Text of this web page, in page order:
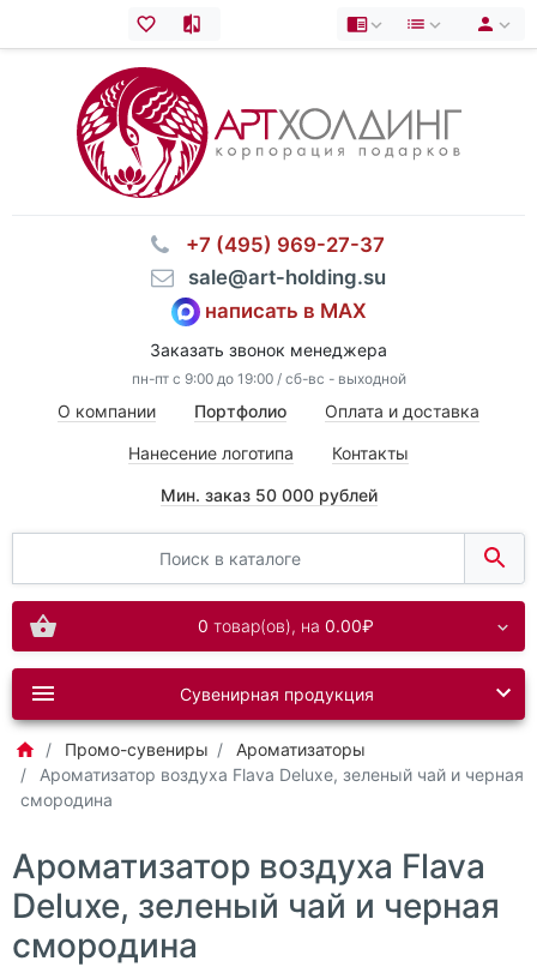
⠀+7 (495) 969-27-37
⠀sale@art-holding.su
написать в MAX
Заказать звонок менеджера
пн-пт с 9:00 до 19:00 / сб-вс - выходной
О компании Портфолио Оплата и доставка
Нанесение логотипа Контакты
Мин. заказ 50 000 рублей
0 товар(ов), на 0.00₽
Сувенирная продукция
Промо-сувениры
Ароматизаторы
Ароматизатор воздуха Flava Deluxe, зеленый чай и черная
смородина
Ароматизатор воздуха Flava
Deluxe, зеленый чай и черная
смородина